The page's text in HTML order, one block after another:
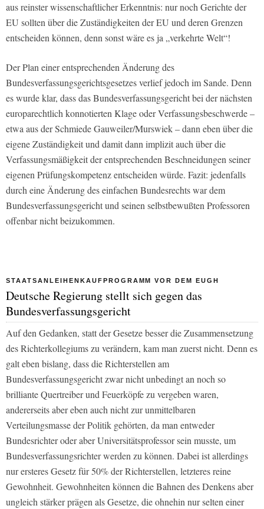
aus reinster wissenschaftlicher Erkenntnis: nur noch Gerichte der
EU sollten über die Zuständigkeiten der EU und deren Grenzen
entscheiden können, denn sonst wäre es ja „verkehrte Welt“!
Der Plan einer entsprechenden Änderung des
Bundesverfassungsgerichtsgesetzes verlief jedoch im Sande. Denn
es wurde klar, dass das Bundesverfassungsgericht bei der nächsten
europarechtlich konnotierten Klage oder Verfassungsbeschwerde –
etwa aus der Schmiede Gauweiler/Murswiek – dann eben über die
eigene Zuständigkeit und damit dann implizit auch über die
Verfassungsmäßigkeit der entsprechenden Beschneidungen seiner
eigenen Prüfungskompetenz entscheiden würde. Fazit: jedenfalls
durch eine Änderung des einfachen Bundesrechts war dem
Bundesverfassungsgericht und seinen selbstbewußten Professoren
offenbar nicht beizukommen.
STAATSANLEIHENKAUFPROGRAMM VOR DEM EUGH
Deutsche Regierung stellt sich gegen das
Bundesverfassungsgericht
Auf den Gedanken, statt der Gesetze besser die Zusammensetzung
des Richterkollegiums zu verändern, kam man zuerst nicht. Denn es
galt eben bislang, dass die Richterstellen am
Bundesverfassungsgericht zwar nicht unbedingt an noch so
brilliante Quertreiber und Feuerköpfe zu vergeben waren,
andererseits aber eben auch nicht zur unmittelbaren
Verteilungsmasse der Politik gehörten, da man entweder
Bundesrichter oder aber Universitätsprofessor sein musste, um
Bundesverfassungsrichter werden zu können. Dabei ist allerdings
nur ersteres Gesetz für 50% der Richterstellen, letzteres reine
Gewohnheit. Gewohnheiten können die Bahnen des Denkens aber
ungleich stärker prägen als Gesetze, die ohnehin nur selten einer